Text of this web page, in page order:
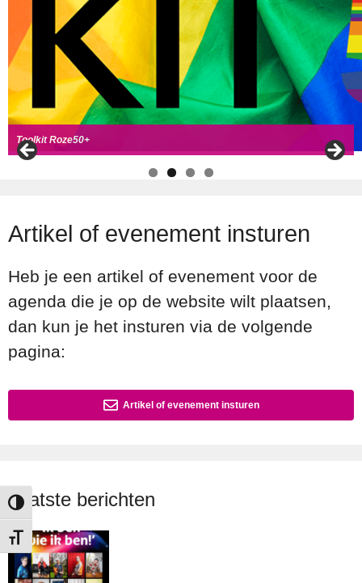
Keuze voor hoog contrast
Kies grootte van het lettertype
Roze50+ zoekt coll
Toolkit Roze50+
Handboek Roze Loper
Handreiking voor Roze 50+ ambassadeurs
Artikel of evenement insturen
Heb je een artikel of evenement voor de
agenda die je op de website wilt plaatsen,
dan kun je het insturen via de volgende
pagina:
Artikel of evenement insturen
Laatste berichten